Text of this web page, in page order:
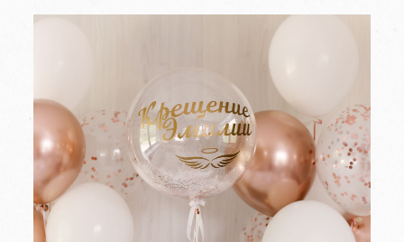
金簡約字樣背板設計，讓開幕儀式的質感提升到了一